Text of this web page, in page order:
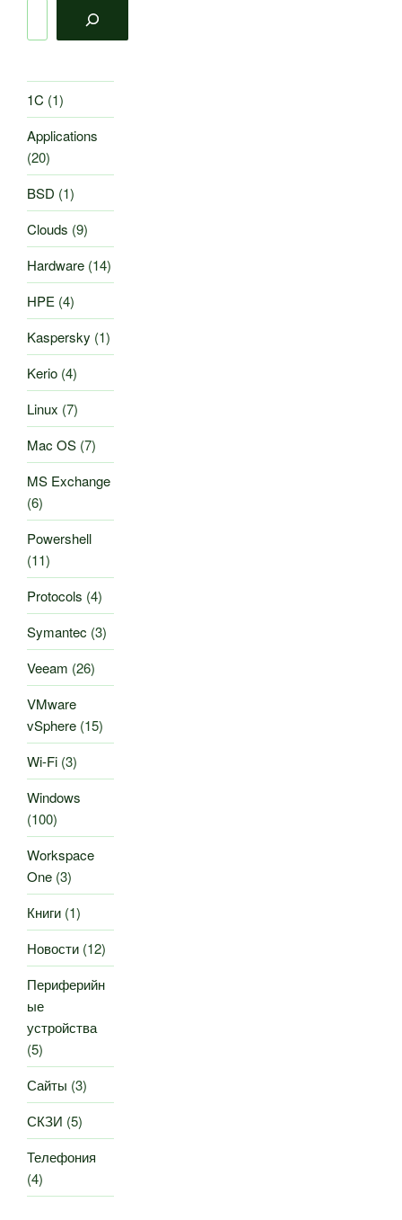
1C (1)
Applications
(20)
BSD (1)
Clouds (9)
Hardware (14)
HPE (4)
Kaspersky (1)
Kerio (4)
Linux (7)
Mac OS (7)
MS Exchange
(6)
Powershell
(11)
Protocols (4)
Symantec (3)
Veeam (26)
VMware
vSphere (15)
Wi-Fi (3)
Windows
(100)
Workspace
One (3)
Книги (1)
Новости (12)
Периферийн
ые
устройства
(5)
Сайты (3)
СКЗИ (5)
Телефония
(4)